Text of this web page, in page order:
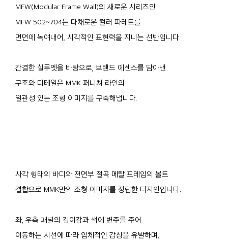
MFW(Modular Frame Wall)의 새로운 시리즈인
MFW 502~704는 다채로운 컬러 파레트를
면면에 녹여내어, 시각적인 표현력을 지니는 선반입니다.
간결한 실루엣을 바탕으로, 브랜드 에센스를 담아낸
구조와 디테일은 MMK 퍼니쳐 라인의
일관성 있는 조형 이미지를 구축해냅니다.
사각 형태의 바디와 전면부 절곡 메탈 프레임의 볼트
결합으로 MMK만의 조형 이미지를 정립한 디자인입니다.
좌, 우측 패널의 깊이감과 색에 변주를 주어
이동하는 시선에 따라 입체적인 감상을 유발하며,